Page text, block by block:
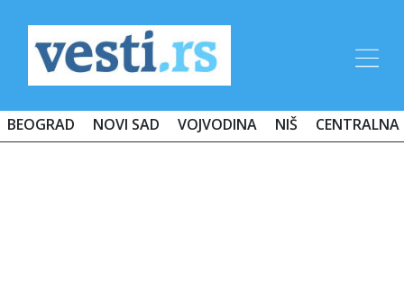
BEOGRAD NOVI SAD VOJVODINA NIŠ CENTRALNA